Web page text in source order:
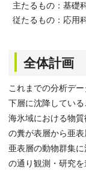
主たるもの：基礎
従たるもの：応用
全体計画
これまでの分析デ
下層に沈降してい
海氷域における物
の糞が表層から亜
亜表層の動物群集
の通り観測・研究を